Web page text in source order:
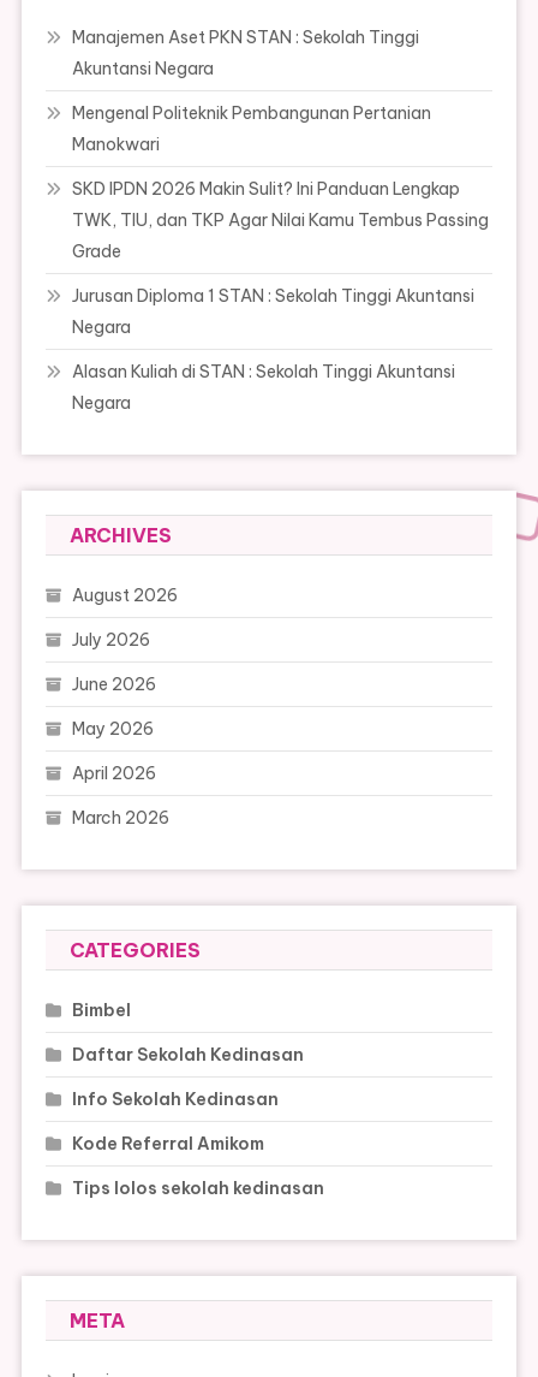
Manajemen Aset PKN STAN : Sekolah Tinggi
Akuntansi Negara
Mengenal Politeknik Pembangunan Pertanian
Manokwari
SKD IPDN 2026 Makin Sulit? Ini Panduan Lengkap
TWK, TIU, dan TKP Agar Nilai Kamu Tembus Passing
Grade
Jurusan Diploma 1 STAN : Sekolah Tinggi Akuntansi
Negara
Alasan Kuliah di STAN : Sekolah Tinggi Akuntansi
Negara
ARCHIVES
August 2026
July 2026
June 2026
May 2026
April 2026
March 2026
CATEGORIES
Bimbel
Daftar Sekolah Kedinasan
Info Sekolah Kedinasan
Kode Referral Amikom
Tips lolos sekolah kedinasan
META